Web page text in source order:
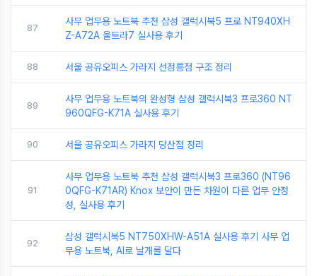
87
사무 업무용 노트북 추천 삼성 갤럭시북5 프로 NT940XH
Z-A72A 울트라7 실사용 후기
88 서울 공유오피스 가라지 선정릉점 구조 정리
89
사무 업무용 노트북의 완성형 삼성 갤럭시북3 프로360 NT
960QFG-K71A 실사용 후기
90 서울 공유오피스 가라지 당산점 정리
91
사무 업무용 노트북 추천 삼성 갤럭시북3 프로360 (NT96
0QFG-K71AR) Knox 보안이 만든 차원이 다른 업무 안정
성, 실사용 후기
92
삼성 갤럭시북5 NT750XHW-A51A 실사용 후기 사무 업
무용 노트북, AI로 날개를 달다